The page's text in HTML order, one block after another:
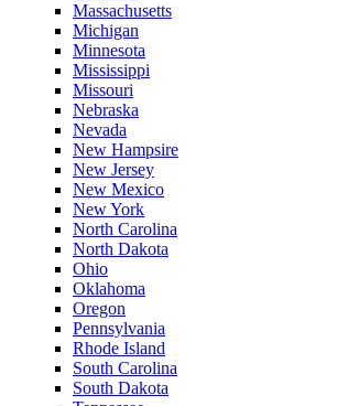
Massachusetts
Michigan
Minnesota
Mississippi
Missouri
Nebraska
Nevada
New Hampsire
New Jersey
New Mexico
New York
North Carolina
North Dakota
Ohio
Oklahoma
Oregon
Pennsylvania
Rhode Island
South Carolina
South Dakota